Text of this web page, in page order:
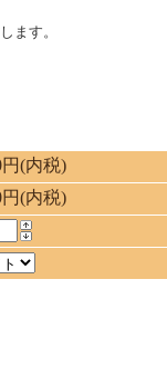
ます。
円(内税)
円(内税)